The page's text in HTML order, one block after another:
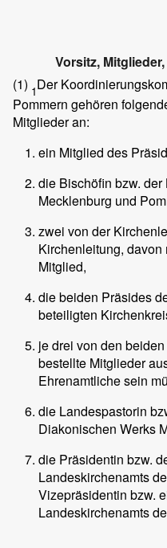
Vorsitz,
(1) 1Der
Pommern gehören
Mitglieder an:
ein Mitglied des
die Bischöfin bzw.
Mecklenburg und
zwei von der
Kirchenleitung,
Mitglied,
die beiden Präsides
beteiligten
je drei von den
bestellte Mitglieder
Ehrenamtliche sein
die Landespastorin
Diakonischen Werks
die Präsidentin bzw.
Landeskirchenamts
Vizepräsidentin bzw.
Landeskirchenamts